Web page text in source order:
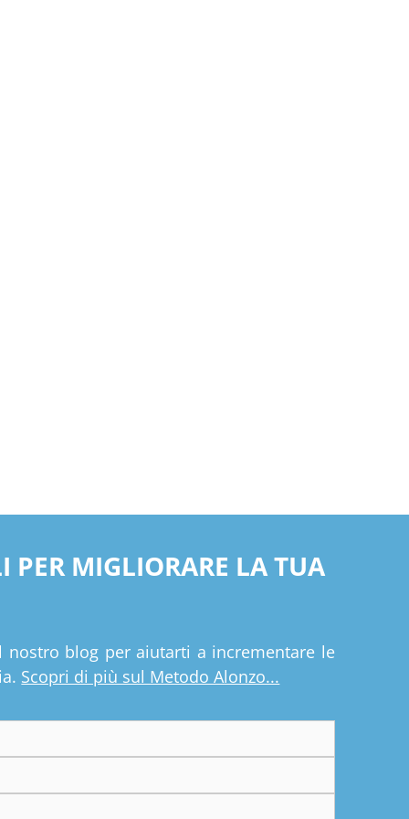
PER MIGLIORARE LA TUA
blog per aiutarti a incrementare le
Scopri di più sul Metodo Alonzo...